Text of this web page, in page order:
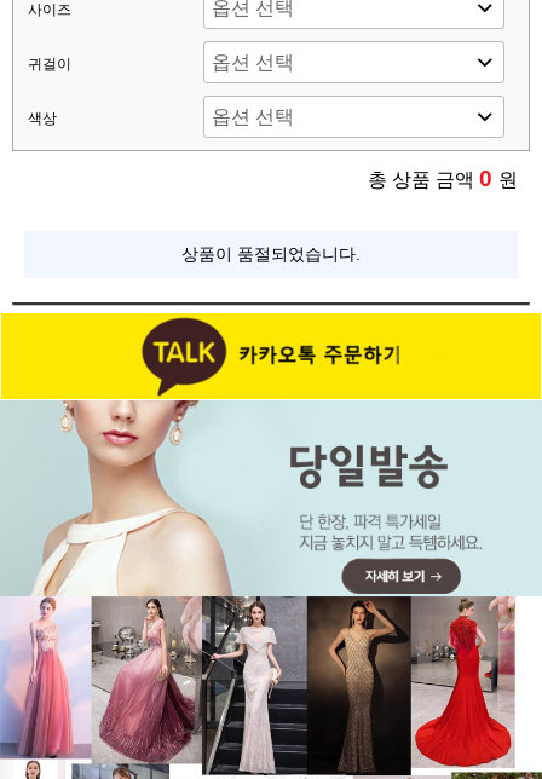
사이즈
귀걸이
색상
총 상품 금액 0 원
상품이 품절되었습니다.